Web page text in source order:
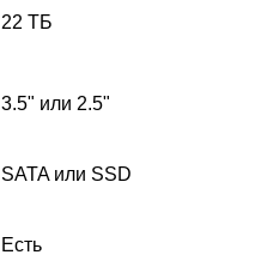
22 ТБ
3.5" или 2.5"
SATA или SSD
Есть